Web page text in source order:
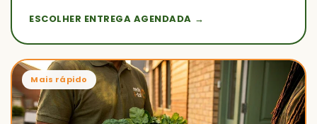
ESCOLHER ENTREGA AGENDADA →
Mais rápido